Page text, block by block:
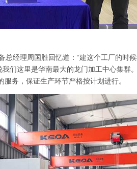
总经理周国胜回忆道：“建这个工厂的时
们这里是华南最大的龙门加工中心集群
务，保证生产环节严格按计划进行。